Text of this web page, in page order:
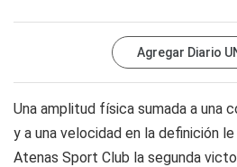
Agregar Diario
Una amplitud física sumada a una
y a una velocidad en la definición
Atenas Sport Club la segunda